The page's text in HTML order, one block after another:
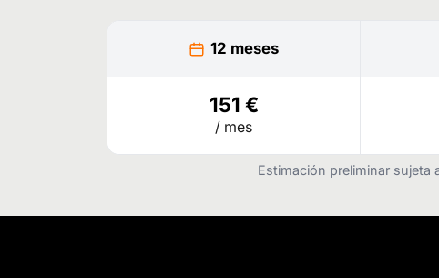
12 meses
151 €
/ mes
Estimación preliminar